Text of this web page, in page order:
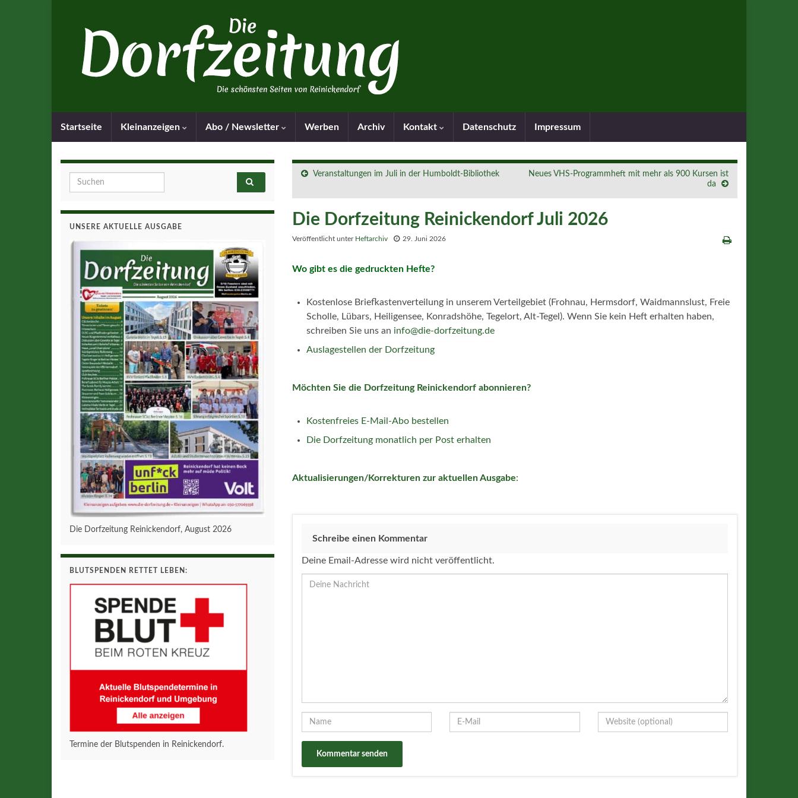
Startseite Kleinanzeigen Abo / Newsletter Werben Archiv Kontakt Datenschutz Impressum
Veranstaltungen im Juli in der Humboldt-Bibliothek
Neues VHS-Programmheft mit mehr als 900 Kursen ist
da
Die Dorfzeitung Reinickendorf Juli 2026
Veröffentlicht unter Heftarchiv 29. Juni 2026
Wo gibt es die gedruckten Hefte?
Kostenlose Briefkastenverteilung in unserem Verteilgebiet (Frohnau, Hermsdorf, Waidmannslust, Freie
Scholle, Lübars, Heiligensee, Konradshöhe, Tegelort, Alt-Tegel). Wenn Sie kein Heft erhalten haben,
schreiben Sie uns an info@die-dorfzeitung.de
Auslagestellen der Dorfzeitung
Möchten Sie die Dorfzeitung Reinickendorf abonnieren?
Kostenfreies E-Mail-Abo bestellen
Die Dorfzeitung monatlich per Post erhalten
Aktualisierungen/Korrekturen zur aktuellen Ausgabe:
Schreibe einen Kommentar
Deine Email-Adresse wird nicht veröffentlicht.
Search for:
UNSERE AKTUELLE AUSGABE
Die Dorfzeitung Reinickendorf, August 2026
BLUTSPENDEN RETTET LEBEN:
Termine der Blutspenden in Reinickendorf.